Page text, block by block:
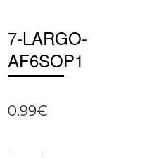
7-LARGO-
AF6SOP1
0.99€